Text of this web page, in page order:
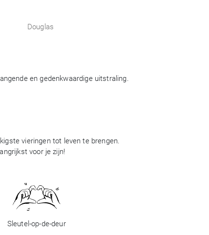
Douglas
en gedenkwaardige uitstraling.
vieringen tot leven te brengen.
voor je zijn!
Sleutel-op-de-deur